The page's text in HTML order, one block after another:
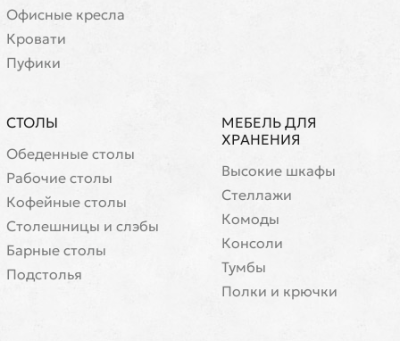
Офисные кресла
Кровати
Пуфики
СТОЛЫ
Обеденные столы
Рабочие столы
Кофейные столы
Cтолешницы и слэбы
Барные столы
Подстолья
МЕБЕЛЬ ДЛЯ
ХРАНЕНИЯ
Высокие шкафы
Стеллажи
Комоды
Консоли
Тумбы
Полки и крючки